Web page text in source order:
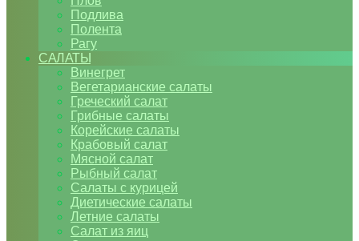
Подлива
Полента
Рагу
САЛАТЫ
Винегрет
Вегетарианские салаты
Греческий салат
Грибные салаты
Корейские салаты
Крабовый салат
Мясной салат
Рыбный салат
Салаты с курицей
Диетические салаты
Летние салаты
Салат из яиц